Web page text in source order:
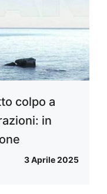
colpo a
in
3 Aprile 2025